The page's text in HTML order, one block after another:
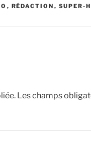
, RÉDACTION , SUPER-
Les champs